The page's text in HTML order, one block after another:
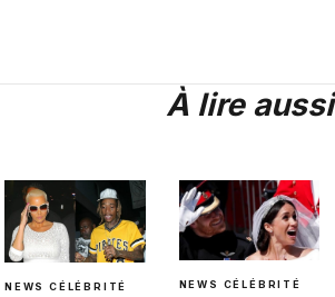
À lire aussi
NEWS CÉLÉBRITÉ NEWS CÉLÉBRITÉ